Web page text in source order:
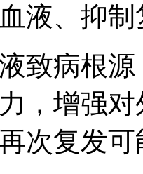
液、抑制
致病根
，增强
次复发可